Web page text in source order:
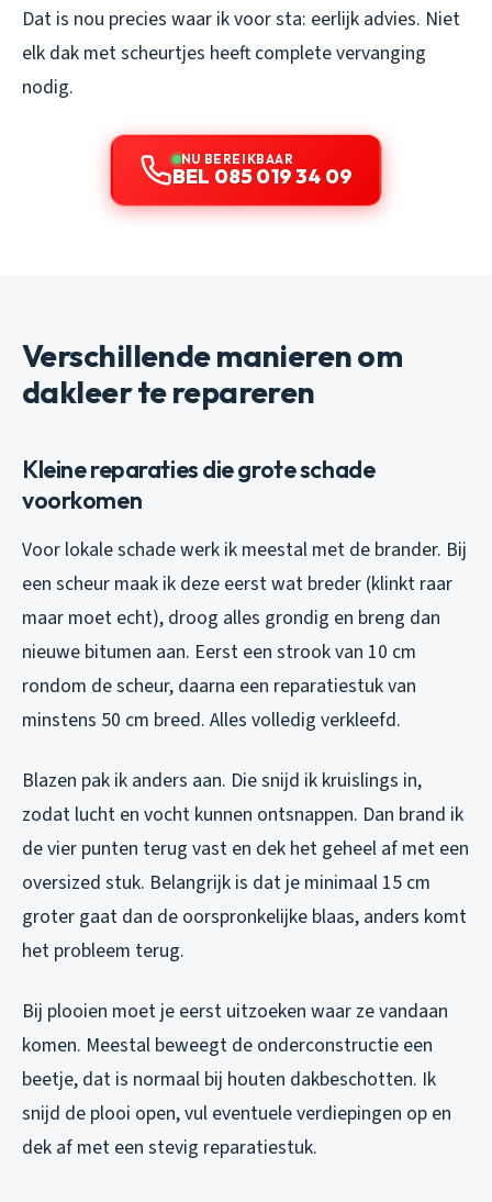
Dat is nou precies waar ik voor sta: eerlijk advies. Niet
elk dak met scheurtjes heeft complete vervanging
nodig.
NU BEREIKBAAR
BEL 085 019 34 09
Verschillende manieren om
dakleer te repareren
Kleine reparaties die grote schade
voorkomen
Voor lokale schade werk ik meestal met de brander. Bij
een scheur maak ik deze eerst wat breder (klinkt raar
maar moet echt), droog alles grondig en breng dan
nieuwe bitumen aan. Eerst een strook van 10 cm
rondom de scheur, daarna een reparatiestuk van
minstens 50 cm breed. Alles volledig verkleefd.
Blazen pak ik anders aan. Die snijd ik kruislings in,
zodat lucht en vocht kunnen ontsnappen. Dan brand ik
de vier punten terug vast en dek het geheel af met een
oversized stuk. Belangrijk is dat je minimaal 15 cm
groter gaat dan de oorspronkelijke blaas, anders komt
het probleem terug.
Bij plooien moet je eerst uitzoeken waar ze vandaan
komen. Meestal beweegt de onderconstructie een
beetje, dat is normaal bij houten dakbeschotten. Ik
snijd de plooi open, vul eventuele verdiepingen op en
dek af met een stevig reparatiestuk.